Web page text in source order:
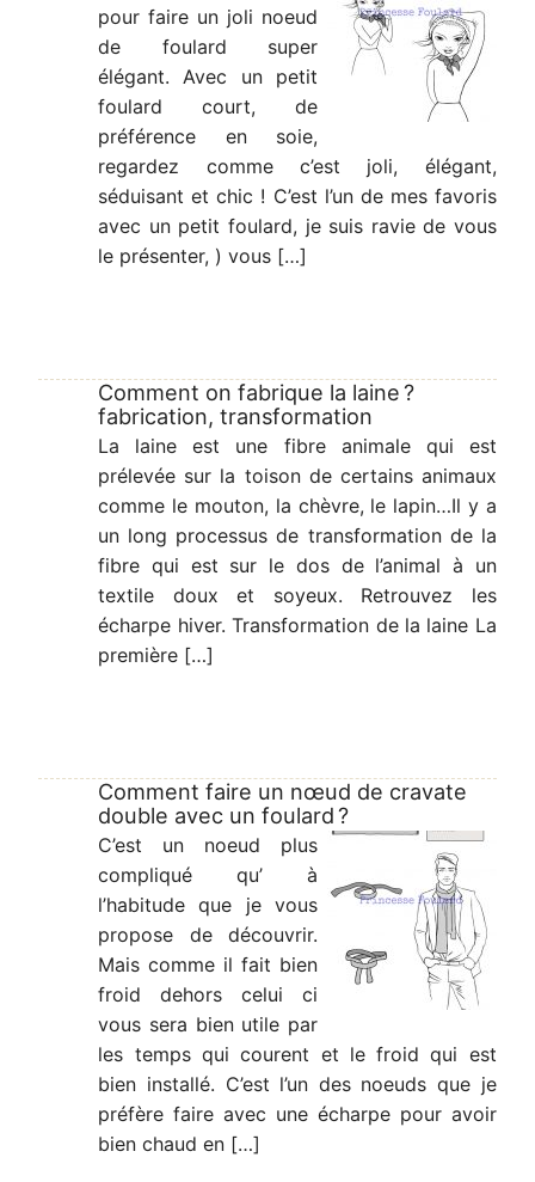
pour faire un joli noeud
de foulard super
élégant. Avec un petit
foulard court, de
préférence en soie,
regardez comme c’est joli, élégant,
séduisant et chic ! C’est l’un de mes favoris
avec un petit foulard, je suis ravie de vous
le présenter, ) vous […]
Comment on fabrique la laine ?
fabrication, transformation
La laine est une fibre animale qui est
prélevée sur la toison de certains animaux
comme le mouton, la chèvre, le lapin…Il y a
un long processus de transformation de la
fibre qui est sur le dos de l’animal à un
textile doux et soyeux. Retrouvez les
écharpe hiver. Transformation de la laine La
première […]
Comment faire un nœud de cravate
double avec un foulard ?
C’est un noeud plus
compliqué qu’ à
l’habitude que je vous
propose de découvrir.
Mais comme il fait bien
froid dehors celui ci
vous sera bien utile par
les temps qui courent et le froid qui est
bien installé. C’est l’un des noeuds que je
préfère faire avec une écharpe pour avoir
bien chaud en […]